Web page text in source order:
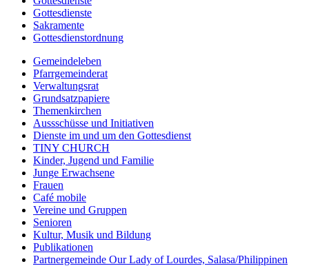
Gottesdienste
Sakramente
Gottesdienstordnung
Gemeindeleben
Pfarrgemeinderat
Verwaltungsrat
Grundsatzpapiere
Themenkirchen
Aussschüsse und Initiativen
Dienste im und um den Gottesdienst
TINY CHURCH
Kinder, Jugend und Familie
Junge Erwachsene
Frauen
Café mobile
Vereine und Gruppen
Senioren
Kultur, Musik und Bildung
Publikationen
Partnergemeinde Our Lady of Lourdes, Salasa/Philippinen